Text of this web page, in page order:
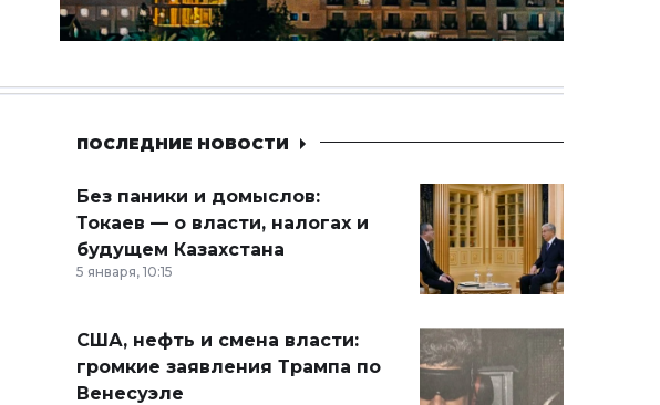
ПОСЛЕДНИЕ НОВОСТИ
Без паники и домыслов:
Токаев — о власти, налогах и
будущем Казахстана
5 января, 10:15
США, нефть и смена власти:
громкие заявления Трампа по
Венесуэле